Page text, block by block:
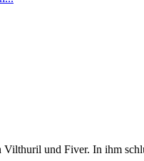
Vilthuril und Fiver. In ihm